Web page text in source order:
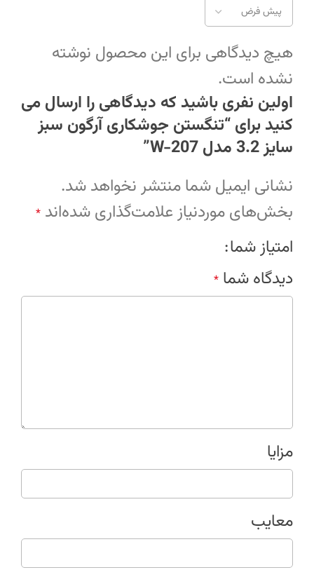
هیچ دیدگاهی برای این محصول نوشته
نشده است.
اولین نفری باشید که دیدگاهی را ارسال می
کنید برای “تنگستن جوشکاری آرگون سبز
سایز 3.2 مدل W-207”
نشانی ایمیل شما منتشر نخواهد شد.
بخش‌های موردنیاز علامت‌گذاری شده‌اند *
امتیاز شما
دیدگاه شما *
مزایا
معایب